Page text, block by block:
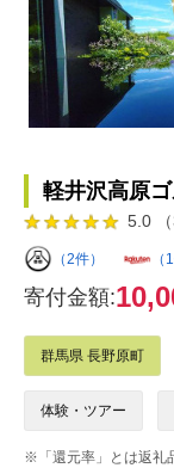
軽井沢高原
5.0 （
（2件） （
寄付金額:
群馬県 長野原町
体験・ツアー
※「還元率」とは返礼